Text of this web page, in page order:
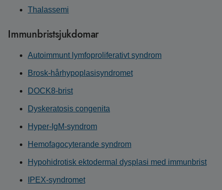
Thalassemi
Immunbristsjukdomar
Autoimmunt lymfoproliferativt syndrom
Brosk-hårhypoplasisyndromet
DOCK8-brist
Dyskeratosis congenita
Hyper-IgM-syndrom
Hemofagocyterande syndrom
Hypohidrotisk ektodermal dysplasi med immunbrist
IPEX-syndromet